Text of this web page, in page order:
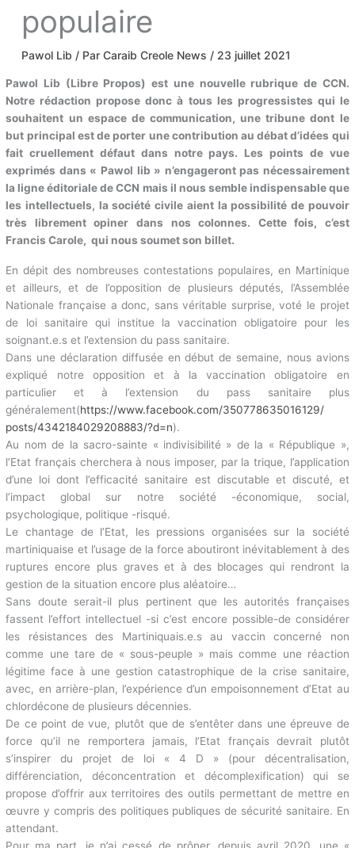
populaire
Pawol Lib / ParCaraib Creole News / 23 juillet
Pawol Lib (Libre Propos) est une nouvelle rubrique de CCN.
Notre rédaction propose donc à tous les progressistes qui le
souhaitent un espace de communication, une tribune dont le
but principal est de porter une contribution au débat d’idées
qui fait cruellement défaut dans notre pays. Les points de vue
exprimés dans « Pawol Iib » n’engageront pas
nécessairement la ligne éditoriale de CCN mais il nous semble
indispensable que les intellectuels, la société civile aient la
possibilité de pouvoir très librement opiner dans nos
son billet.
En dépit des nombreuses contestations populaires, en
Martinique et ailleurs, et de l’opposition de plusieurs députés,
l’Assemblée Nationale française a donc, sans véritable surprise,
voté le projet de loi sanitaire qui institue la vaccination
obligatoire pour les soignant.e.s et l’extension du pass sanitaire.
Dans une déclaration diffusée en début de semaine, nous avions
expliqué notre opposition et à la vaccination obligatoire en
particulier et à l’extension du pass sanitaire plus
généralement( https://www.facebook.com/350778635016129/
posts/4342184029208883/?d=n ).
Au nom de la sacro-sainte « indivisibilité » de la « République »,
l’Etat français cherchera à nous imposer, par la trique,
l’application d’une loi dont l’efficacité sanitaire est discutable et
discuté, et l’impact global sur notre société -économique, social,
psychologique, politique -risqué.
Le chantage de l’Etat, les pressions organisées sur la société
martiniquaise et l’usage de la force aboutiront inévitablement à
des ruptures encore plus graves et à des blocages qui rendront
la gestion de la situation encore plus aléatoire…
Sans doute serait-il plus pertinent que les autorités françaises
fassent l’effort intellectuel -si c’est encore possible-de
considérer les résistances des Martiniquais.e.s au vaccin
concerné non comme une tare de « sous-peuple » mais comme
une réaction légitime face à une gestion catastrophique de la
crise sanitaire, avec, en arrière-plan, l’expérience d’un
empoisonnement d’Etat au chlordécone de plusieurs décennies.
De ce point de vue, plutôt que de s’entêter dans une épreuve de
force qu’il ne remportera jamais, l’Etat français devrait plutôt
s’inspirer du projet de loi « 4 D » (pour décentralisation,
différenciation, déconcentration et décomplexification) qui se
propose d’offrir aux territoires des outils permettant de mettre en
œuvre y compris des politiques publiques de sécurité sanitaire.